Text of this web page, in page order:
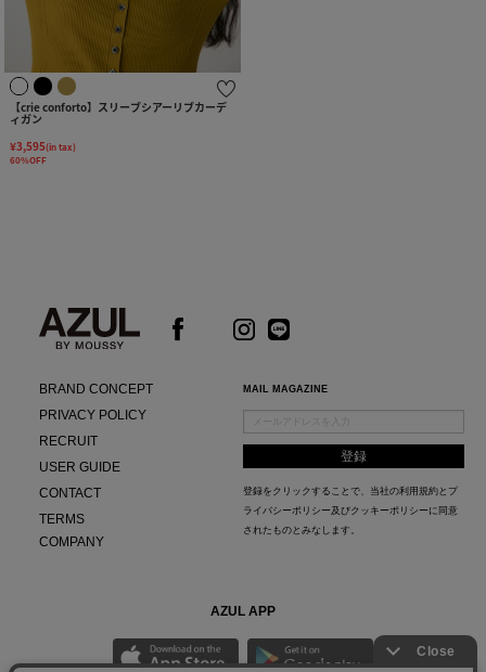
【crie conforto】スリーブシアーリブカーデ
ィガン
¥3,595(in tax)
60%OFF
BRAND CONCEPT
PRIVACY POLICY
RECRUIT
USER GUIDE
CONTACT
TERMS
COMPANY
MAIL MAGAZINE
登録をクリックすることで、当社の利用規約 と プ
ライバシーポリシー及びクッキーポリシー に同意
されたものとみなします。
AZUL APP